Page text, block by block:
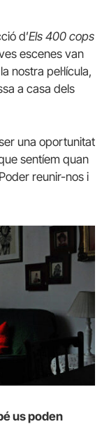
d’Els 400 cops
escenes van
nostra pel·lícula,
a casa dels
una oportunitat
sentíem quan
reunir-nos i
us poden